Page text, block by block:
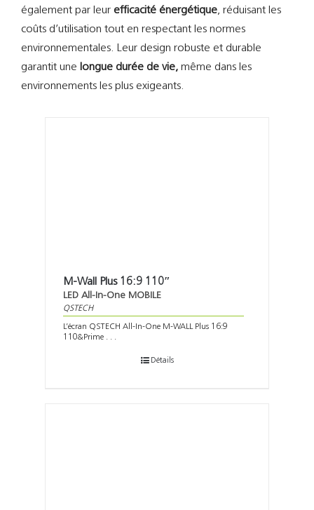
également par leur efficacité énergétique, réduisant les
coûts d’utilisation tout en respectant les normes
environnementales. Leur design robuste et durable
garantit une longue durée de vie, même dans les
environnements les plus exigeants.
M-Wall Plus 16:9 110″
LED All-In-One MOBILE
QSTECH
L’écran QSTECH All-In-One M-WALL Plus 16:9
110&Prime . . .
Détails